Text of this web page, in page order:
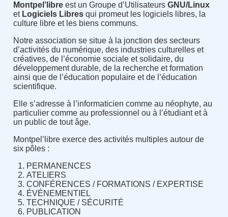
Montpel’libreest un Groupe d’Utilisateurs GNU/Linux
et Logiciels Libresqui promeut les logiciels libres, la
culture libre et les biens communs.
Notre association se situe à la jonction des secteurs
d’activités du numérique, des industries culturelles et
créatives, de l’économie sociale et solidaire, du
développement durable, de la recherche et formation
ainsi que de l’éducation populaire et de l’éducation
scientifique.
Elle s’adresse à l’informaticien comme au néophyte, au
particulier comme au professionnel ou à l’étudiant et à
un public de tout âge.
Montpel’libre exerce des activités multiples autour de
six pôles :
PERMANENCES
ATELIERS
CONFÉRENCES / FORMATIONS / EXPERTISE
ÉVÉNEMENTIEL
TECHNIQUE / SÉCURITÉ
PUBLICATION